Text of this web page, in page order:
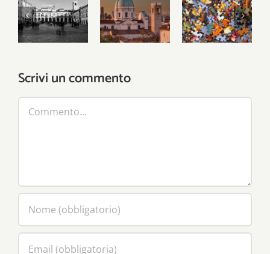
Il
patriottismo
municipale
inventati
gli uomini,
ma le città
Dio
Problemi
locali,
risposte
Scrivi un commento